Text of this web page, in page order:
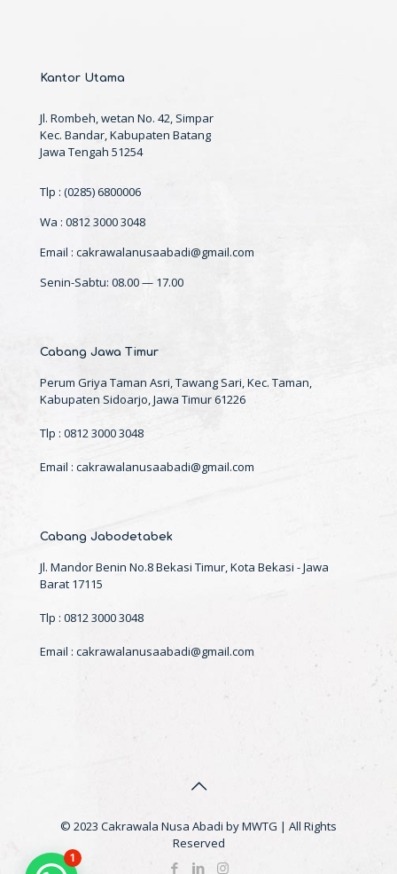
Kantor Utama
Jl. Rombeh, wetan No. 42, Simpar
Kec. Bandar, Kabupaten Batang
Jawa Tengah 51254
Tlp : (0285) 6800006
Wa : 0812 3000 3048
Email : cakrawalanusaabadi@gmail.com
Senin-Sabtu: 08.00 — 17.00
Cabang Jawa Timur
Perum Griya Taman Asri, Tawang Sari, Kec. Taman,
Kabupaten Sidoarjo, Jawa Timur 61226
Tlp : 0812 3000 3048
Email : cakrawalanusaabadi@gmail.com
Cabang Jabodetabek
Jl. Mandor Benin No.8 Bekasi Timur, Kota Bekasi - Jawa
Barat 17115
Tlp : 0812 3000 3048
Email : cakrawalanusaabadi@gmail.com
© 2023 Cakrawala Nusa Abadi by MWTG | All Rights
Reserved
1